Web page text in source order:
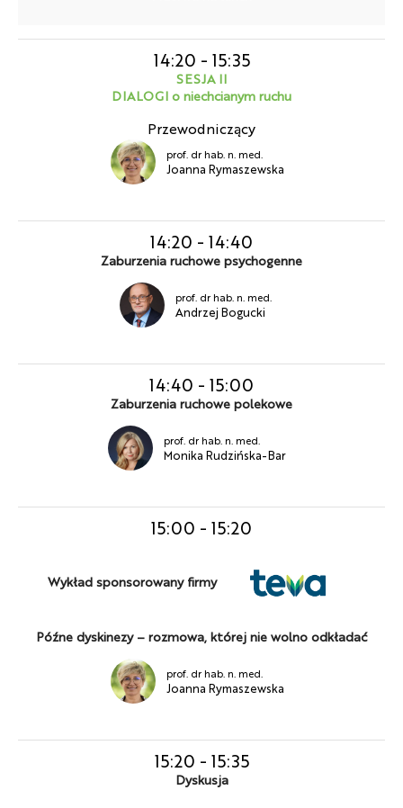
14:20 - 15:35
SESJA II
DIALOGI o niechcianym ruchu
Przewodniczący
prof. dr hab. n. med.
Joanna Rymaszewska
14:20 - 14:40
Zaburzenia ruchowe psychogenne
prof. dr hab. n. med.
Andrzej Bogucki
14:40 - 15:00
Zaburzenia ruchowe polekowe
prof. dr hab. n. med.
Monika Rudzińska-Bar
15:00 - 15:20
Wykład sponsorowany firmy
Późne dyskinezy – rozmowa, której nie wolno odkładać
prof. dr hab. n. med.
Joanna Rymaszewska
15:20 - 15:35
Dyskusja